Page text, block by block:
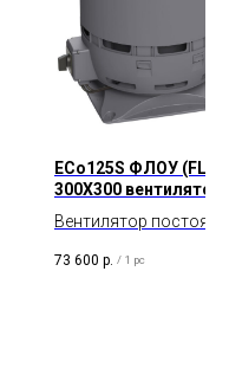
ECo125S ФЛОУ
300X300 вентилятор
Вентилятор
(Flow). 0 -700 м3/ч.
73 600 р. / 1 pc